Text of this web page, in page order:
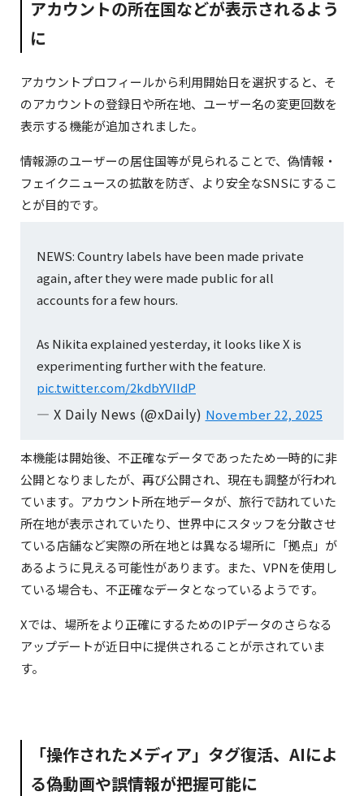
アカウントの所在国などが表示されるよう
に
アカウントプロフィールから利用開始日を選択すると、そ
のアカウントの登録日や所在地、ユーザー名の変更回数を
表示する機能が追加されました。
情報源のユーザーの居住国等が見られることで、偽情報・
フェイクニュースの拡散を防ぎ、より安全なSNSにするこ
とが目的です。
NEWS: Country labels have been made private
again, after they were made public for all
accounts for a few hours.
As Nikita explained yesterday, it looks like X is
experimenting further with the feature.
pic.twitter.com/2kdbYVIIdP
— X Daily News (@xDaily) November 22, 2025
本機能は開始後、不正確なデータであったため一時的に非
公開となりましたが、再び公開され、現在も調整が行われ
ています。アカウント所在地データが、旅行で訪れていた
所在地が表示されていたり、世界中にスタッフを分散させ
ている店舗など実際の所在地とは異なる場所に「拠点」が
あるように見える可能性があります。また、VPNを使用し
ている場合も、不正確なデータとなっているようです。
Xでは、場所をより正確にするためのIPデータのさらなる
アップデートが近日中に提供されることが示されていま
す。
「操作されたメディア」タグ復活、AIによ
る偽動画や誤情報が把握可能に